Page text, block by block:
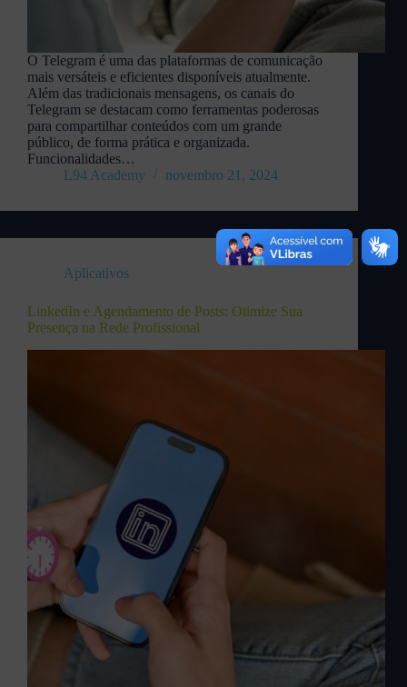
O Telegram é uma das plataformas de comunicação
mais versáteis e eficientes disponíveis atualmente.
Além das tradicionais mensagens, os canais do
Telegram se destacam como ferramentas poderosas
para compartilhar conteúdos com um grande
público, de forma prática e organizada.
Funcionalidades…
L94 Academy
novembro 21, 2024
Aplicativos
LinkedIn e Agendamento de Posts: Otimize Sua
Presença na Rede Profissional